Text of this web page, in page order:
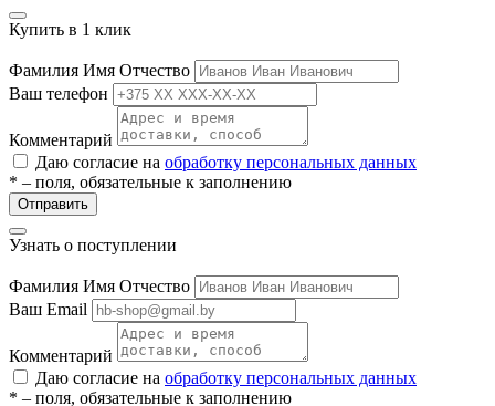
Купить в 1 клик
Фамилия Имя Отчество
Ваш телефон
Комментарий
Даю согласие на обработку персональных данных
* – поля, обязательные к заполнению
Отправить
Узнать о поступлении
Фамилия Имя Отчество
Ваш Email
Комментарий
Даю согласие на обработку персональных данных
* – поля, обязательные к заполнению